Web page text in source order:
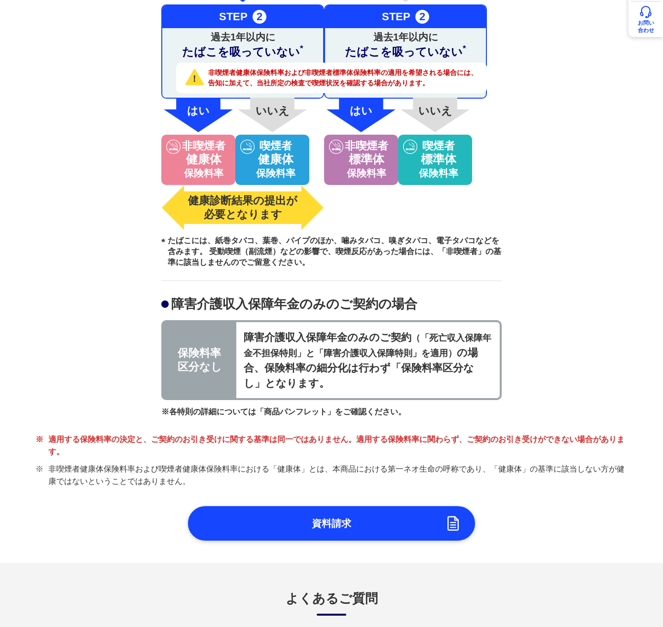
STEP 2
過去1年以内に
たばこを吸っていない*
はい
非喫煙者
健康体
保険料率
いいえ
喫煙者
健康体
保険料率
健康診断結果の提出が
必要となります
STEP 2
過去1年以内に
たばこを吸っていない*
はい
非喫煙者
標準体
保険料率
いいえ
喫煙者
標準体
保険料率
！
非喫煙者健康体保険料率および非喫煙者標準体保険料率の適用を希望される場合には、
告知に加えて、当社所定の検査で喫煙状況を確認する場合があります。
* たばこには、紙巻タバコ、葉巻、パイプのほか、噛みタバコ、嗅ぎタバコ、電子タバコなどを
含みます。 受動喫煙（副流煙）などの影響で、喫煙反応があった場合には、「非喫煙者」の基
準に該当しませんのでご留意ください。
障害介護収入保障年金のみのご契約の場合
保険料率
区分なし
障害介護収入保障年金のみのご契約 （「死亡収入保障年
金不担保特則」と「障害介護収入保障特則」を適用） の場
合、保険料率の細分化は行わず「保険料率区分な
し」となります。
※各特則の詳細については「商品パンフレット」をご確認ください。
※
適用する保険料率の決定と、ご契約のお引き受けに関する基準は同一ではありません。適用する保険料率に関わらず、ご契約のお引き受けができない場合がありま
す。
※
非喫煙者健康体保険料率および喫煙者健康体保険料率における「健康体」とは、本商品における第一ネオ生命の呼称であり、「健康体」の基準に該当しない方が健
康ではないということではありません。
資料請求
よくあるご質問
お問い
合わせ